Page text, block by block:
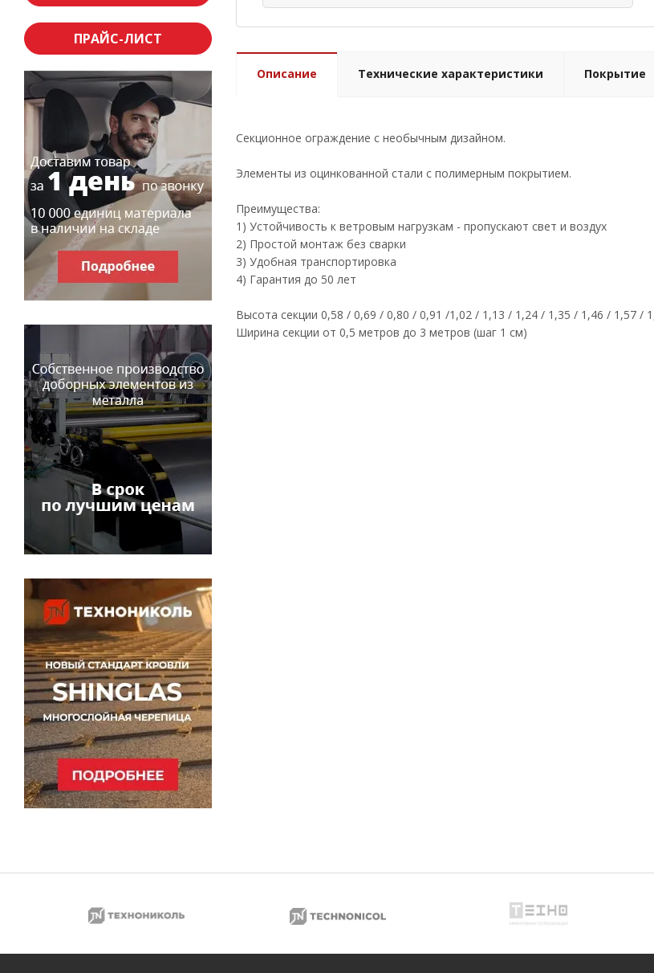
Описание Технические характеристики Покрытие
Секционное ограждение с необычным дизайном.
Элементы из оцинкованной стали с полимерным покрытием.
Преимущества:
1) Устойчивость к ветровым нагрузкам - пропускают свет и воздух
2) Простой монтаж без сварки
3) Удобная транспортировка
4) Гарантия до 50 лет
Высота секции 0,58 / 0,69 / 0,80 / 0,91 /1,02 / 1,13 / 1,24 / 1,35 / 1,46 / 1,57 /
Ширина секции от 0,5 метров до 3 метров (шаг 1 см)
ПРАЙС-ЛИСТ